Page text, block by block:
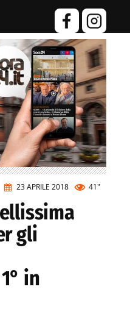
23 APRILE 2018 41"
gli
in